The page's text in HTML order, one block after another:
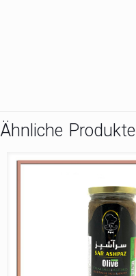
Ähnliche Produkte